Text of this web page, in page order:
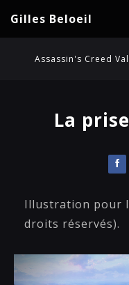
Gilles Beloeil
Assassin's Creed
La
Illustration pour
droits réservés).